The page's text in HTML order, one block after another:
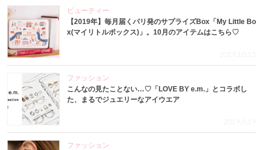
ビューティー
【2019年】毎月届くパリ発のサプライズBox「My Little Bo
x(マイリトルボックス)」。10月のアイテムはこちら♡
2019.10.15
ファッション
こんなの見たことない…♡「LOVE BY e.m.」とコラボし
た、まるでジュエリーなアイウエア
2019.9.19
ファッション